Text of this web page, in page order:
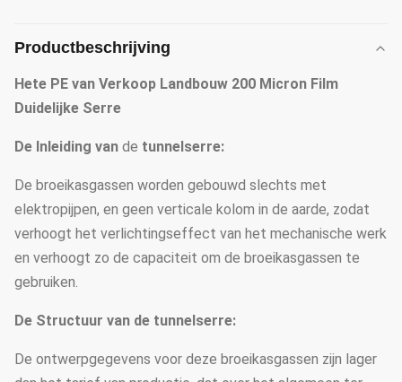
Productbeschrijving
Hete PE van Verkoop Landbouw 200 Micron Film
Duidelijke Serre
De Inleiding van de tunnelserre:
De broeikasgassen worden gebouwd slechts met
elektropijpen, en geen verticale kolom in de aarde, zodat
verhoogt het verlichtingseffect van het mechanische werk
en verhoogt zo de capaciteit om de broeikasgassen te
gebruiken.
De Structuur van de tunnelserre:
De ontwerpgegevens voor deze broeikasgassen zijn lager